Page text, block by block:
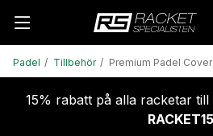
Padel Tillbehör Premium Padel Cover
15% rabatt på alla racketar
RACKET15